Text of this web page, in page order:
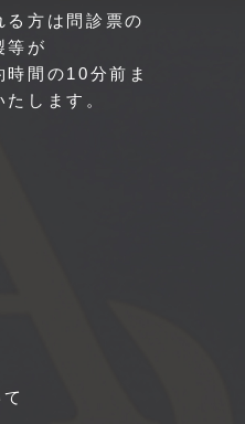
方は問診票の
等が
間の10分前ま
します。